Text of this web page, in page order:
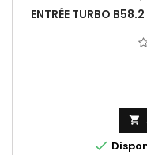
ENTRÉE TURBO

